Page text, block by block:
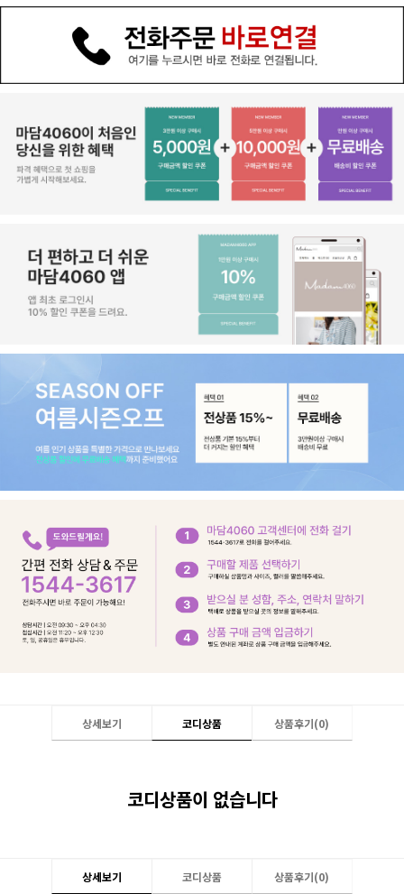
상세보기 코디상품 상품후기(0)
코디상품이 없습니다
상세보기 코디상품 상품후기(0)